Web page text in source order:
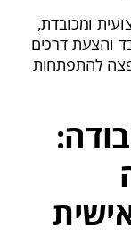
ומכובדת,
והצעת דרכים
להתפתחות